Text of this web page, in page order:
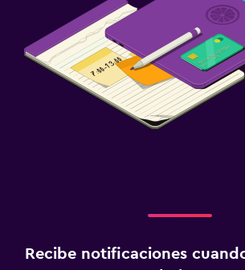
Recibe notificaciones